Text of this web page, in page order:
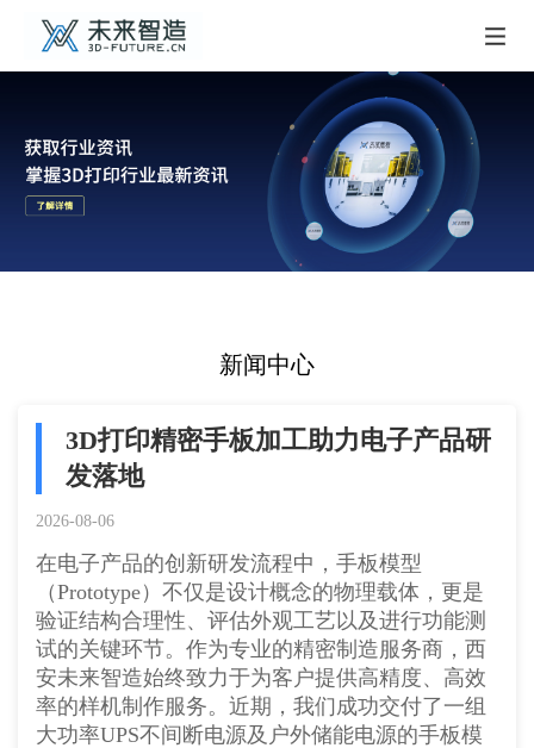
新闻中心
3D打印精密手板加工助力电子产品研
发落地
2026-08-06
在电子产品的创新研发流程中，手板模型
（Prototype）不仅是设计概念的物理载体，更是
验证结构合理性、评估外观工艺以及进行功能测
试的关键环节。作为专业的精密制造服务商，西
安未来智造始终致力于为客户提供高精度、高效
率的样机制作服务。近期，我们成功交付了一组
大功率UPS不间断电源及户外储能电源的手板模